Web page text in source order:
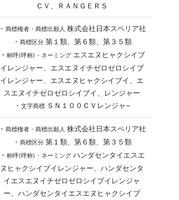
ＣＶ、ＲＡＮＧＥＲＳ
・ 商標権者・商標出願人 株式会社日本スペリア社
・ 商標区分第１類、第６類、第３５類
・ 称呼(呼称)・ネーミングエスエヌヒャクシイブ
イレンジャー、エスエヌイチゼロゼロシイブ
イレンジャー、エスエヌヒャクシイブイ、エ
スエヌイチゼロゼロシイブイ、レンジャー
・ 文字商標ＳＮ１００ＣＶレンジャ−
・ 商標権者・商標出願人 株式会社日本スペリア社
・ 商標区分第１類、第６類、第３５類
・ 称呼(呼称)・ネーミングハンダセンタイエスエ
ヌヒャクシイブイレンジャー、ハンダセンタ
イエスエヌイチゼロゼロシイブイレンジャ
ー、ハンダセンタイエスエヌヒャクシイブ